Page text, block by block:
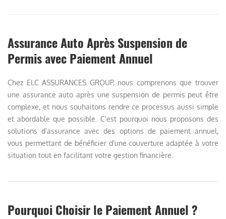
Assurance Auto Après Suspension de
Permis avec Paiement Annuel
Chez ELC ASSURANCES GROUP, nous comprenons que trouver
une assurance auto après une suspension de permis peut être
complexe, et nous souhaitons rendre ce processus aussi simple
et abordable que possible. C'est pourquoi nous proposons des
solutions d'assurance avec des options de paiement annuel,
vous permettant de bénéficier d'une couverture adaptée à votre
situation tout en facilitant votre gestion financière.
Pourquoi Choisir le Paiement Annuel ?